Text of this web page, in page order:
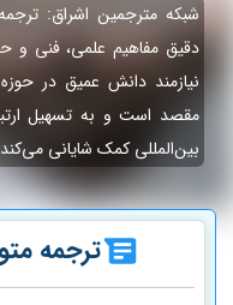
شبکه مترجمین اشراق:
دقیق مفاهیم علمی، فنی و
نیازمند دانش عمیق در
مقصد است و به تسهیل
بین‌المللی کمک شایانی
ترجمه